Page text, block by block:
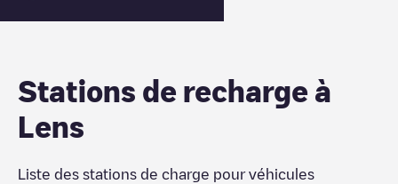
Stations de recharge à
Lens
Liste des stations de charge pour véhicules